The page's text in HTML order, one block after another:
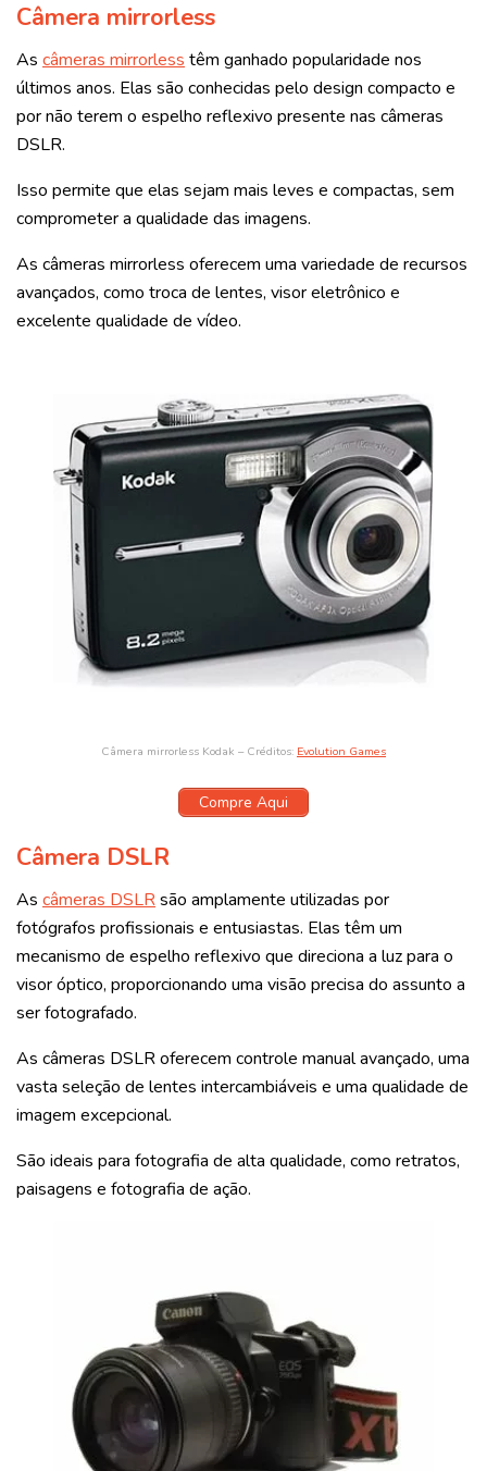
Câmera mirrorless
As câmeras mirrorless têm ganhado popularidade nos
últimos anos. Elas são conhecidas pelo design compacto e
por não terem o espelho reflexivo presente nas câmeras
DSLR.
Isso permite que elas sejam mais leves e compactas, sem
comprometer a qualidade das imagens.
As câmeras mirrorless oferecem uma variedade de recursos
avançados, como troca de lentes, visor eletrônico e
excelente qualidade de vídeo.
Câmera mirrorless Kodak – Créditos: Evolution Games
Compre Aqui
Câmera DSLR
As câmeras DSLRsão amplamente utilizadas por
fotógrafos profissionais e entusiastas. Elas têm um
mecanismo de espelho reflexivo que direciona a luz para o
visor óptico, proporcionando uma visão precisa do assunto a
ser fotografado.
As câmeras DSLR oferecem controle manual avançado, uma
vasta seleção de lentes intercambiáveis e uma qualidade de
imagem excepcional.
São ideais para fotografia de alta qualidade, como retratos,
paisagens e fotografia de ação.